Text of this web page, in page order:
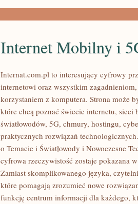
Internet Mobilny i
Internat.com.pl to interesujący cyfrowy
internetowi oraz wszystkim
korzystaniem z komputera. Strona może
które chcą poznać świecie internetu, sieci
światłowodów, 5G, chmury, hostingu,
praktycznych rozwiązań
o Temacie i Światłowody i Nowoczesne
cyfrowa rzeczywistość zostaje pokazana
Zamiast skomplikowanego języka,
które pomagają zrozumieć nowe
funkcję centrum informacji dla każdego,